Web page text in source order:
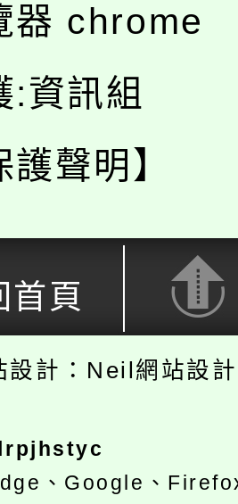
器 chrome
:資訊組
護聲明】
首頁
設計：Neil網站設
、Google、